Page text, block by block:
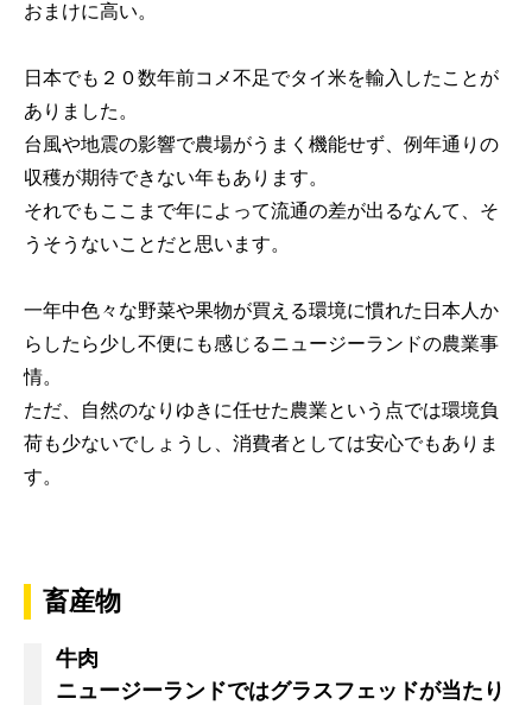
おまけに高い。
日本でも２０数年前コメ不足でタイ米を輸入したことが
ありました。
台風や地震の影響で農場がうまく機能せず、例年通りの
収穫が期待できない年もあります。
それでもここまで年によって流通の差が出るなんて、そ
うそうないことだと思います。
一年中色々な野菜や果物が買える環境に慣れた日本人か
らしたら少し不便にも感じるニュージーランドの農業事
情。
ただ、自然のなりゆきに任せた農業という点では環境負
荷も少ないでしょうし、消費者としては安心でもありま
す。
畜産物
牛肉
ニュージーランドではグラスフェッドが当たり